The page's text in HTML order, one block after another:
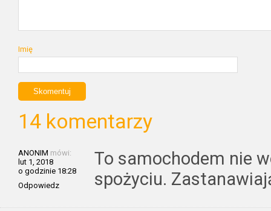
Imię
14 komentarzy
ANONIM mówi:
lut 1, 2018
o godzinie 18:28
Odpowiedz
To samochodem nie
spożyciu.